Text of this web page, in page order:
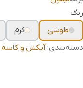
رنگ
طوسی
کرم
دسته‌بندی: آبکش و کاسه